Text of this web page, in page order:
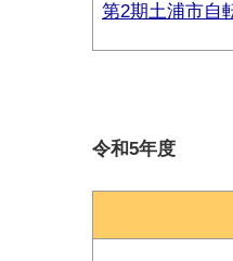
第2期土浦市自
令和5年度